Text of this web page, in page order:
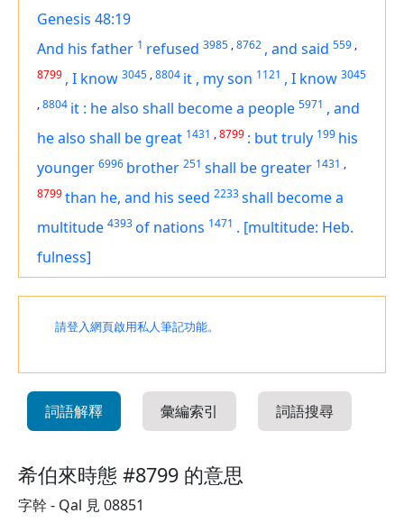
Genesis 48:19
And his father 1 refused 3985 ,8762 , and said 559 ,
8799 , I know 3045 ,8804 it , my son 1121 , I know 3045
,8804 it : he also shall become a people 5971 , and
he also shall be great 1431 ,8799 : but truly 199 his
younger 6996 brother 251 shall be greater 1431 ,
8799than he, and his seed 2233shall become a
multitude 4393of nations 1471 . [multitude: Heb.
fulness]
請登入網頁啟用私人筆記功能。
詞語解釋 彙編索引 詞語搜尋
希伯來時態 #8799 的意思
字幹 - Qal 見 08851